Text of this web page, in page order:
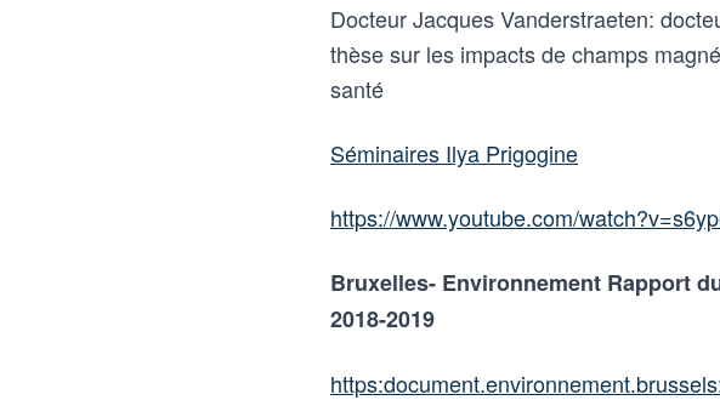
Docteur Jacques Vanderstraeten:
thèse sur les impacts de champs
santé
Séminaires Ilya Prigogine
https://www.youtube.com/
Bruxelles- Environnement Rapport
2018-2019